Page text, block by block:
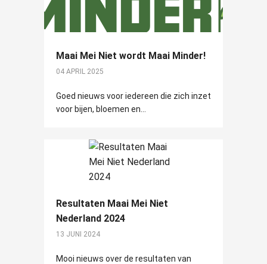
Maai Mei Niet wordt Maai Minder!
04 APRIL 2025
Goed nieuws voor iedereen die zich inzet
voor bijen, bloemen en...
Resultaten Maai Mei Niet
Nederland 2024
13 JUNI 2024
Mooi nieuws over de resultaten van